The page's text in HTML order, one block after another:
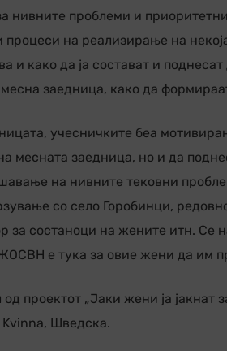
нивните проблеми и
на реализирање на
и како да ја состават и
заедница, како да
учесничките беа
месната заедница, но и да
на нивните тековни
со село Горобинци,
за состаноци на жените итн. Се
е тука за овие жени да им
проектот „Јаки жени ја
Шведска.